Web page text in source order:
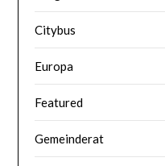
Citybus
Europa
Featured
Gemeinderat